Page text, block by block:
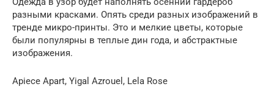
разными красками. Опять среди разных изображений в
тренде микро-принты. Это и мелкие цветы, которые
были популярны в теплые дин года, и абстрактные
изображения.
Apiece Apart, Yigal Azrouеl, Lela Rose